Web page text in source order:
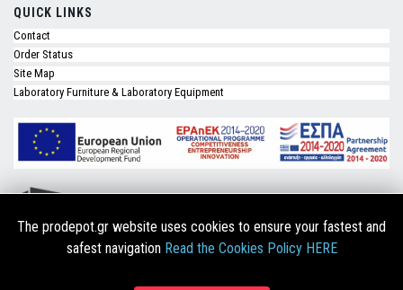
QUICK LINKS
Contact
Order Status
Site Map
Laboratory Furniture & Laboratory Equipment
The prodepot.gr website uses cookies to ensure your fastest and
safest navigation Read the Cookies Policy HERE